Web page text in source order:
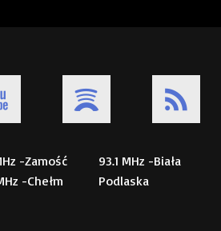
-Zamość
-Chełm
93.1 MHz -Biała
Podlaska